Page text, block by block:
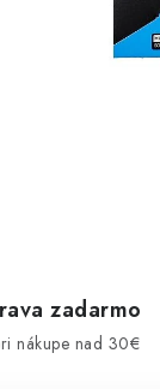
zadarmo
nákupe nad 30€